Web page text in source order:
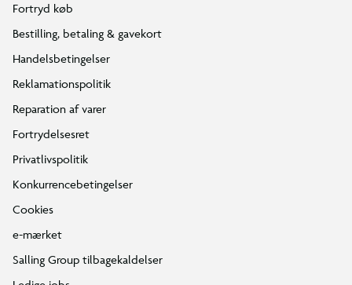
Fortryd køb
Bestilling, betaling & gavekort
Handelsbetingelser
Reklamationspolitik
Reparation af varer
Fortrydelsesret
Privatlivspolitik
Konkurrencebetingelser
Cookies
e-mærket
Salling Group tilbagekaldelser